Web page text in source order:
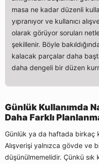
masa ne kadar düzenli
yıpranıyor ve kullanıcı
olarak görüyor soruları
şekillenir. Böyle
kalacak parçalar daha
daha dengeli bir düzen
Günlük Kullanımda
Daha Farklı
Günlük ya da haftada birkaç
Alışverişi yalnızca gövde ve
düşünülmemelidir. Çünkü sık